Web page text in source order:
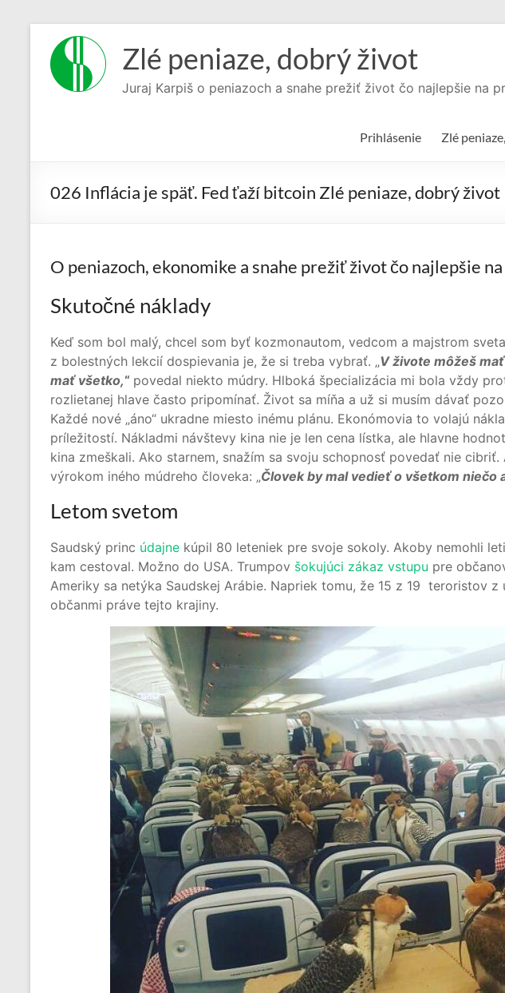
obsah
Zlé peniaze, dobrý život
Juraj Karpiš o peniazoch a snahe prežiť život čo najlepšie na
Prihlásenie Zlé
026 Inflácia je späť. Fed ťaží bitcoin Zlé peniaze, dobrý život
O peniazoch, ekonomike a snahe prežiť život čo najlepšie
Skutočné náklady
Keď som bol malý, chcel som byť kozmonautom, vedcom a majstrom
z bolestných lekcií dospievania je, že si treba vybrať. „V živote môžeš
mať všetko,“ povedal niekto múdry. Hlboká špecializácia mi bola vždy
rozlietanej hlave často pripomínať. Život sa míňa a už si musím dávať
Každé nové „áno“ ukradne miesto inému plánu. Ekonómovia to volajú
príležitostí. Nákladmi návštevy kina nie je len cena lístka, ale hlavne
kina zmeškali. Ako starnem, snažím sa svoju schopnosť povedať nie cibriť.
výrokom iného múdreho človeka: „Človek by mal vedieť o všetkom niečo
Letom svetom
Saudský princ údajne kúpil 80 leteniek pre svoje sokoly. Akoby nemohli
kam cestoval. Možno do USA. Trumpov šokujúci zákaz vstupu pre
Ameriky sa netýka Saudskej Arábie. Napriek tomu, že 15 z 19 teroristov z
občanmi práve tejto krajiny.